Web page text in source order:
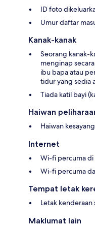
ID foto
Umur daftar
Kanak-kanak
Seorang kanak-
menginap
ibu bapa atau
tidur yang sedia
Tiada katil bayi
Haiwan
Haiwan
Internet
Wi-fi percuma
Wi-fi percuma
Tempat letak
Letak
Maklumat lain